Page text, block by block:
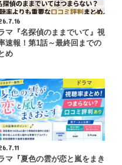
マ『名探偵のままでいて』視
速報！第1話～最終回までの
め
ドラマ
マ『夏色の雲が恋と嵐をまき